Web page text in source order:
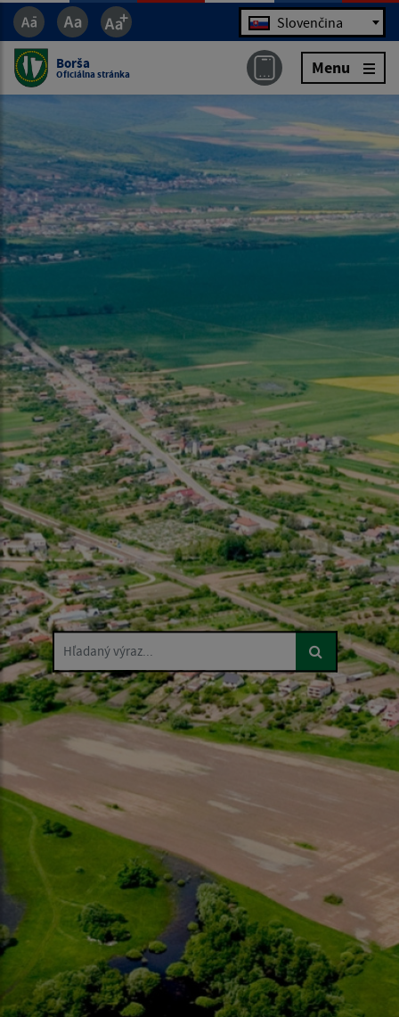
Jazyk Slovenčina
Borša
Oficiálna stránka Menu
Hľadaný výraz...